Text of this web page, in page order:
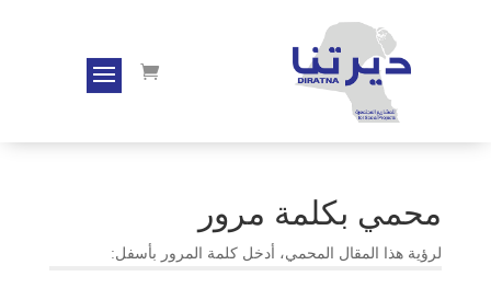
محمي بكلمة مرور
لرؤية هذا المقال المحمي، أدخل كلمة المرور بأسفل: